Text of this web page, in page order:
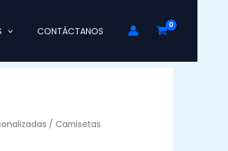
CONTÁCTANOS
/ Camisetas